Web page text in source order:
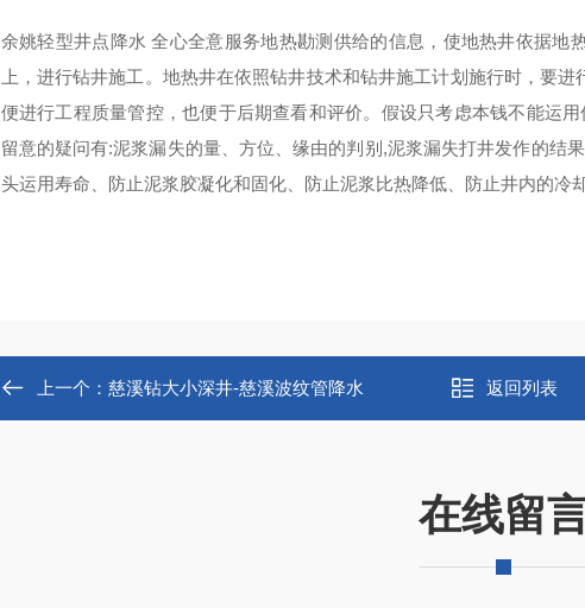
余姚轻型井点降水 全心全意服务地热勘测供给的信息，使地热井依据地
上，进行钻井施工。地热井在依照钻井技术和钻井施工计划施行时，要
便进行工程质量管控，也便于后期查看和评价。假设只考虑本钱不能运
留意的疑问有:泥浆漏失的量、方位、缘由的判别,泥浆漏失打井发作的结
头运用寿命、防止泥浆胶凝化和固化、防止泥浆比热降低、防止井内的冷却
上一个： 慈溪钻大小深井-慈溪波纹管降水 返回列表
在线留